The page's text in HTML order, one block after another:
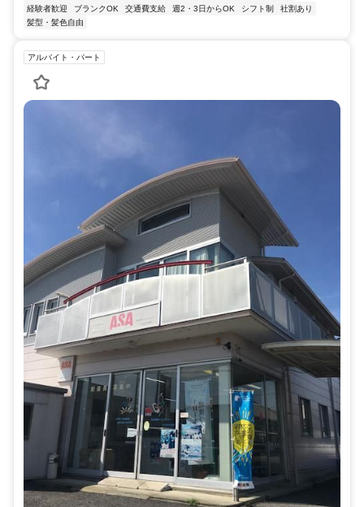
経験者歓迎
ブランクOK 交通費支給 週2・3日からOK シフト制
社割あり
髪型・髪色自由
アルバイト・パート